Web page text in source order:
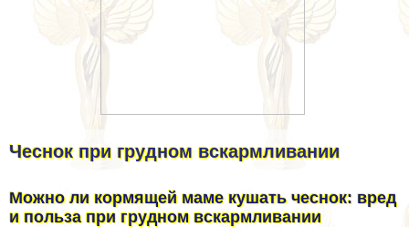
Чеснок при грудном вскармливании
Можно ли кормящей маме кушать чеснок: вред
и польза при грудном вскармливании